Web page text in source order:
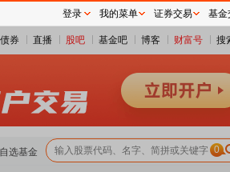
债券 直播 股吧 基金吧 博客 财富号 搜
自选基金 0
登录 我的菜单 证券交易 基金